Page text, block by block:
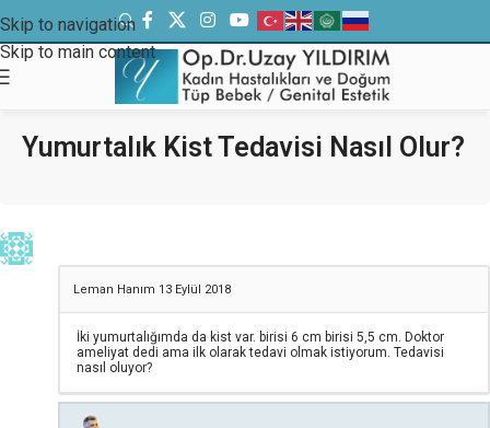
Skip to navigation
Skip to main content
Yumurtalık Kist Tedavisi Nasıl Olur?
Leman Hanım 13 Eylül 2018
İki yumurtalığımda da kist var. birisi 6 cm birisi 5,5 cm. Doktor
ameliyat dedi ama ilk olarak tedavi olmak istiyorum. Tedavisi
nasıl oluyor?